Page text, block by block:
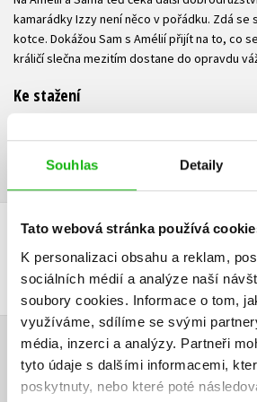
Souhlas Detaily
Tato webová stránka používá
K personalizaci obsahu a reklam,
sociálních médií a analýze naší
soubory cookies. Informace o tom,
využíváme, sdílíme se svými
média, inzerci a analýzy. Partneři
tyto údaje s dalšími informacemi,
poskytnuty, nebo které poté
kamarádky Izzy není něco v pořádku. Zdá se
kotce. Dokážou Sam s Amélií přijít na to, co
králičí slečna mezitím dostane do opravdu
Ke stažení
PDF Ukázka.pdf
DALŠÍ TITULY Z ŘADY
HODNOCENÍ ČTENÁŘŮ